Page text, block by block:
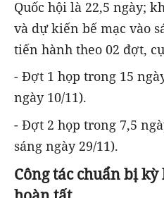
Quốc hội là 22,5 ngày;
và dự kiến bế mạc vào
tiến hành theo 02 đợt,
- Đợt 1 họp trong 15
ngày 10/11).
- Đợt 2 họp trong 7,5
sáng ngày 29/11).
Công tác chuẩn bị